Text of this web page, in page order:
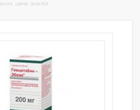
цена, аналог